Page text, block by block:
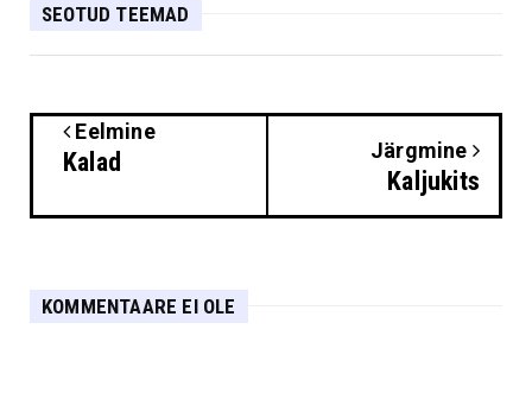
SEOTUD TEEMAD
Eelmine
Kalad Järgmine
Kaljukits
KOMMENTAARE EI OLE